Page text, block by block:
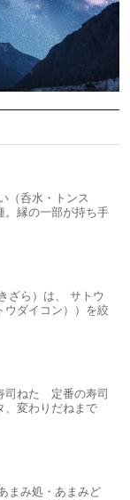
（呑水・トンス
。縁の一部が持ち手
ざら）は、 サトウ
ウダイコン））を絞
ねた 定番の寿司
、変わりだねまで
まみ処・あまみど